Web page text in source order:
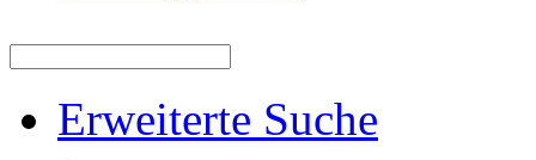
Erweiterte Suche